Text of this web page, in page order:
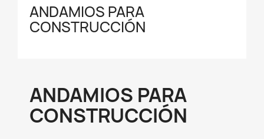
ANDAMIOS PARA
CONSTRUCCIÓN
ANDAMIOS PARA
CONSTRUCCIÓN